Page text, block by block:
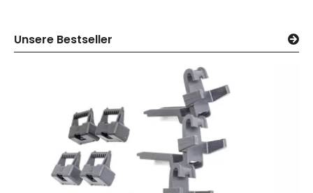
Unsere Bestseller